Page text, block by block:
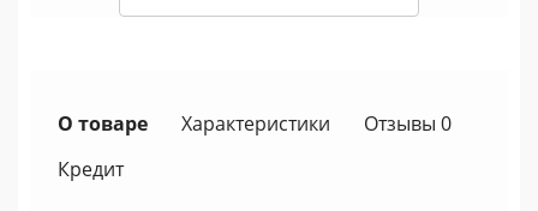
О товаре Характеристики
Отзывы 0
Кредит